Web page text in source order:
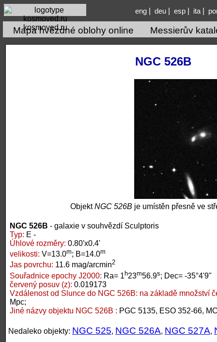
kosmoved.ru
eng| deu| esp| ita|
Mapa hvězdné oblohy online Messierův
NGC 526B
ObjektNGC 526B je umístěn přesně ve
NGC 526B - galaxie v souhvězdí Sculptoris
Typ: E -
Úhlové rozměry: 0.80'x0.4'
velikosti: V=13.0m; B=14.0m
Jas povrchu: 11.6 mag/arcmin2
Souřadnice epochy J2000: Ra= 1 h23m56.9s; Dec= -35°4'9"
červený posuv (z): 0.019173
Vzdálenost od Slunce do NGC 526B: na základě množství
Mpc;
Jiné názvy objektu NGC 526B : PGC 5135, ESO 352-66,
Nedaleko objekty: NGC 525, NGC 526A, NGC 527A,